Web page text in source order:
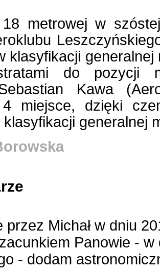
metrowej w
klasyfikacji
do pozycji
Kawa
miejsce, dzięki
klasyfikacji generalnej
przez Michałw dniu
Panowie - w
- dodam